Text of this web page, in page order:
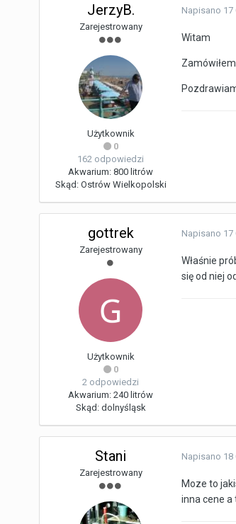
JerzyB.
Zarejestrowany
Użytkownik
0
162 odpowiedzi
Akwarium:800 litrów
Skąd: Ostrów Wielkopolski
Napisano 17
Witam
gottrek
Zarejestrowany
Użytkownik
0
2 odpowiedzi
Akwarium:240 litrów
Skąd: dolnyśląsk
Napisano 17
Właśnie
się od niej
Stani
Zarejestrowany
Napisano 18
Moze to
inna cene a